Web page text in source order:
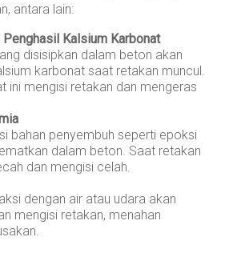
antara lain:
Kalsium Karbonat
disisipkan dalam beton akan
karbonat saat retakan muncul.
ini mengisi retakan dan mengeras
bahan penyembuh seperti epoksi
dalam beton. Saat retakan
dan mengisi celah.
dengan air atau udara akan
mengisi retakan, menahan